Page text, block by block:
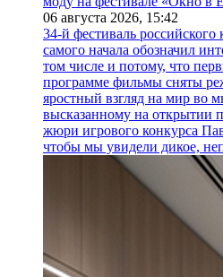
06 августа 2026, 15:42
34-й фестиваль
самого начала обозначил
том числе и потому, что
программе фильмы сняты
яростный взгляд на мир во
высказанному на открытии
жюри игрового конкурса
чтобы мы увидели дикое,